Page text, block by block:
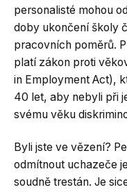
personalisté mohou
doby ukončení školy
pracovních poměrů.
platí zákon proti
in Employment Act),
40 let, aby nebyli při
svému věku
Byli jste ve vězení?
odmítnout uchazeče
soudně trestán. Je